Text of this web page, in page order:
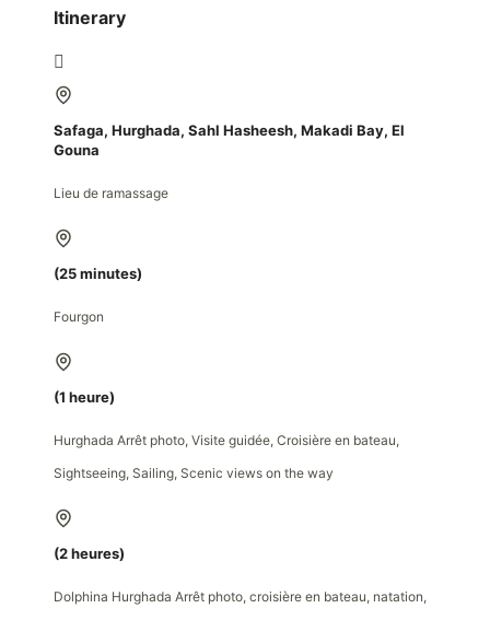
Itinerary
Safaga, Hurghada, Sahl Hasheesh, Makadi Bay, El
Gouna
Lieu de ramassage
(25 minutes)
Fourgon
(1 heure)
Hurghada Arrêt photo, Visite guidée, Croisière en bateau,
Sightseeing, Sailing, Scenic views on the way
(2 heures)
Dolphina Hurghada Arrêt photo, croisière en bateau, natation,